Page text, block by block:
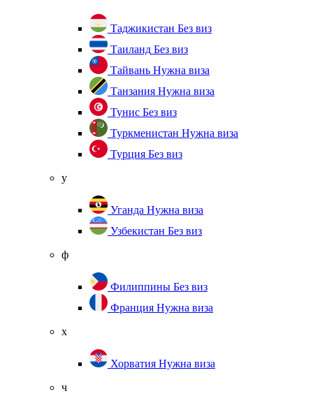
Таджикистан Без виз
Таиланд Без виз
Тайвань Нужна виза
Танзания Нужна виза
Тунис Без виз
Туркменистан Нужна виза
Турция Без виз
у
Уганда Нужна виза
Узбекистан Без виз
ф
Филиппины Без виз
Франция Нужна виза
х
Хорватия Нужна виза
ч